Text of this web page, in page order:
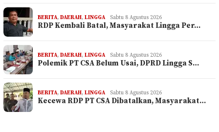
BERITA, DAERAH, LINGGA Sabtu 8 Agustus 2026
RDP Kembali Batal, Masyarakat Lingga Per…
BERITA, DAERAH, LINGGA Sabtu 8 Agustus 2026
Polemik PT CSA Belum Usai, DPRD Lingga S…
BERITA, DAERAH, LINGGA Sabtu 8 Agustus 2026
Kecewa RDP PT CSA Dibatalkan, Masyarakat…